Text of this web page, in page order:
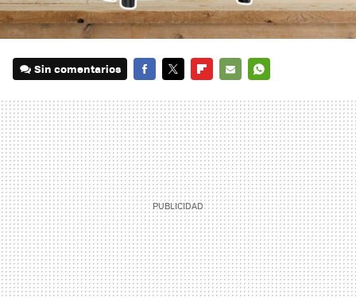
Sin comentarios
MAIL